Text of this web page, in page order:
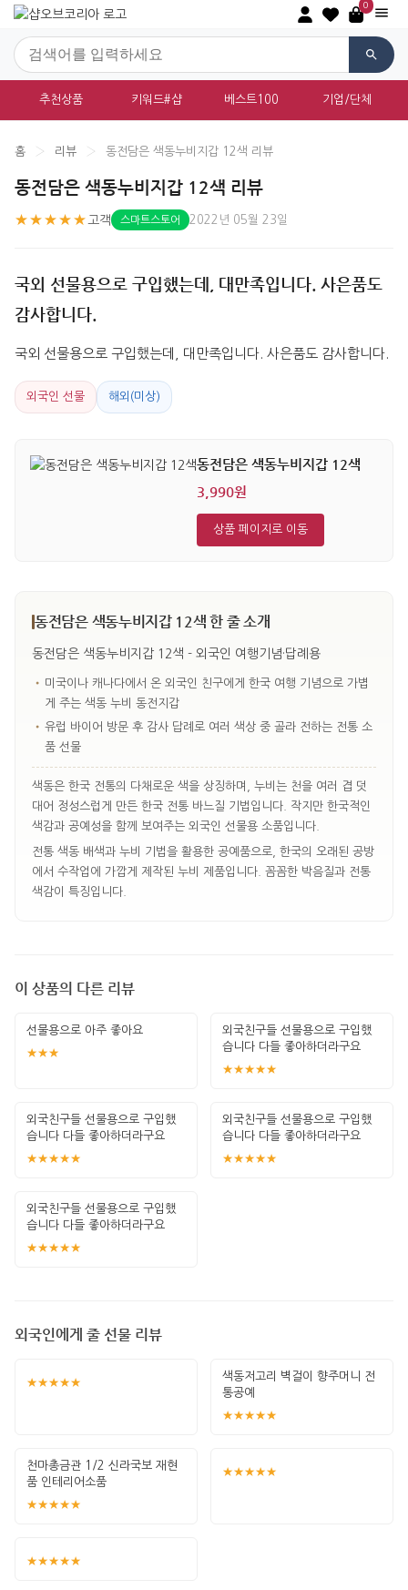
0
추천상품 키워드#샵 베스트100 기업/단체
홈 › 리뷰 › 동전담은 색동누비지갑 12색 리뷰
동전담은 색동누비지갑 12색 리뷰
★★★★★ 고객 스마트스토어 2022년 05월 23일
국외 선물용으로 구입했는데, 대만족입니다. 사은품도
감사합니다.
국외 선물용으로 구입했는데, 대만족입니다. 사은품도 감사합니다.
외국인 선물 해외(미상)
동전담은 색동누비지갑 12색
3,990원
상품 페이지로 이동
동전담은 색동누비지갑 12색 한 줄 소개
동전담은 색동누비지갑 12색 - 외국인 여행기념·답례용
• 미국이나 캐나다에서 온 외국인 친구에게 한국 여행 기념으로 가볍
게 주는 색동 누비 동전지갑
• 유럽 바이어 방문 후 감사 답례로 여러 색상 중 골라 전하는 전통 소
품 선물
색동은 한국 전통의 다채로운 색을 상징하며, 누비는 천을 여러 겹 덧
대어 정성스럽게 만든 한국 전통 바느질 기법입니다. 작지만 한국적인
색감과 공예성을 함께 보여주는 외국인 선물용 소품입니다.
전통 색동 배색과 누비 기법을 활용한 공예품으로, 한국의 오래된 공방
에서 수작업에 가깝게 제작된 누비 제품입니다. 꼼꼼한 박음질과 전통
색감이 특징입니다.
이 상품의 다른 리뷰
선물용으로 아주 좋아요
★★★
외국친구들 선물용으로 구입했
습니다 다들 좋아하더라구요
★★★★★
외국친구들 선물용으로 구입했
습니다 다들 좋아하더라구요
★★★★★
외국친구들 선물용으로 구입했
습니다 다들 좋아하더라구요
★★★★★
외국친구들 선물용으로 구입했
습니다 다들 좋아하더라구요
★★★★★
외국인에게 줄 선물 리뷰
★★★★★
색동저고리 벽걸이 향주머니 전
통공예
★★★★★
천마총금관 1/2 신라국보 재현
품 인테리어소품
★★★★★
★★★★★
★★★★★